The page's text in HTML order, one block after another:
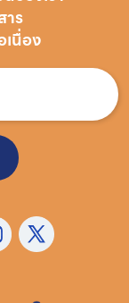
าร
นื่อง